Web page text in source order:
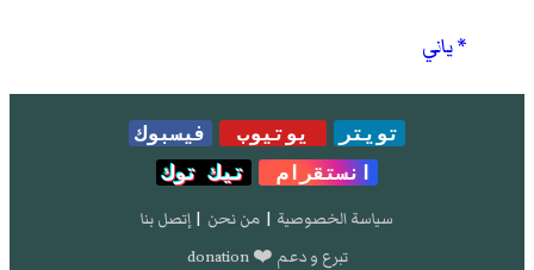
ياني
تويتر يوتيوب
فيسبوك
انستقرام
تيك توك
سياسة الخصوصية | من نحن | إتصل بنا
تبرع و دعم ❤️ donation